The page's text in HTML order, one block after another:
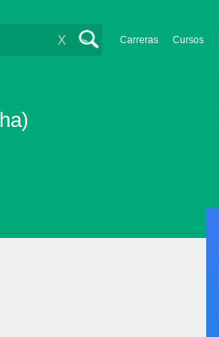
Carreras Cursos
X